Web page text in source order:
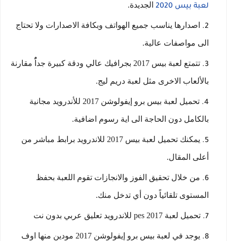
لعبة بيس 2020 الجديدة.
اصدارها يناسب جميع الهواتف وبكافة الاصدارات ولا تحتاج
الى مواصفات عالية.
تتمتع لعبة بيس 2017 بجرافيك عالي ودقة كبيرة جداًُ مقارنة
بالألعاب الاخرى مثل لعبة دريم ليج.
تحميل لعبة بيس برو إيفولوشن 2017 للأندرويد مجانية
بالكامل دون الحاجة الى اية رسوم اضافية.
يمكنك تحميل لعبة بيس 2017 للاندرويد برابط مباشر من
أعلى المقال.
من خلال تحقيق الفوز والانجازات تقوم اللعبة بحفظ
المستوى تلقائياً دون أي تدخل منك.
تحميل لعبة pes 2017 للاندرويد تعليق عربي بدون نت
يوجد في لعبة بيس برو إيفولوشن 2017 مودين منها اوف